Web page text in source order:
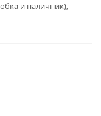
и наличник),